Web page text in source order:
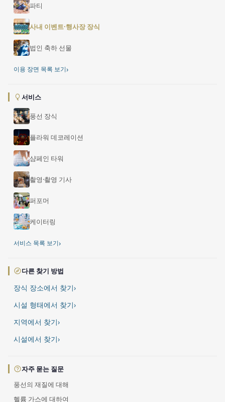
파티
사내 이벤트·행사장 장식
법인 축하 선물
이용 장면 목록 보기›
서비스
풍선 장식
플라워 데코레이션
샴페인 타워
촬영·촬영 기사
퍼포머
케이터링
서비스 목록 보기›
다른 찾기 방법
장식 장소에서 찾기›
시설 형태에서 찾기›
지역에서 찾기›
시설에서 찾기›
자주 묻는 질문
풍선의 재질에 대해
헬륨 가스에 대하여